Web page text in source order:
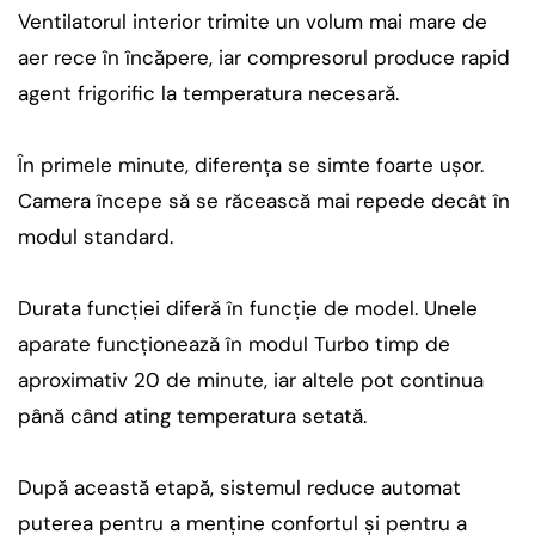
Ventilatorul interior trimite un volum mai mare de
aer rece în încăpere, iar compresorul produce rapid
agent frigorific la temperatura necesară.
În primele minute, diferența se simte foarte ușor.
Camera începe să se răcească mai repede decât în
modul standard.
Durata funcției diferă în funcție de model. Unele
aparate funcționează în modul Turbo timp de
aproximativ 20 de minute, iar altele pot continua
până când ating temperatura setată.
După această etapă, sistemul reduce automat
puterea pentru a menține confortul și pentru a